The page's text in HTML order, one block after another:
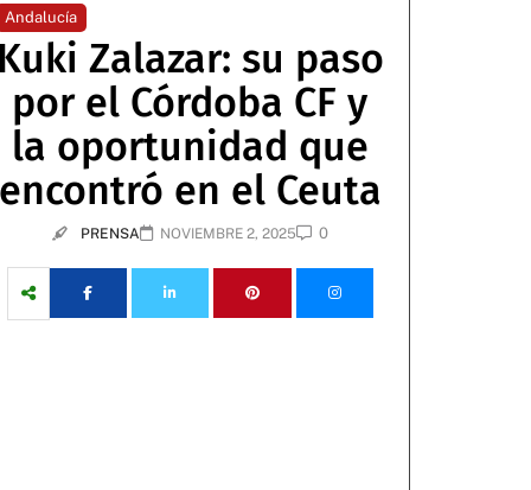
Andalucía
Zalazar: su paso
por el Córdoba CF y
la oportunidad que
en el Ceuta
PRENSA NOVIEMBRE 2, 2025 0